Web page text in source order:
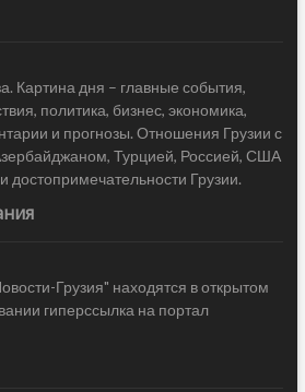
Картина дня – главные события,
политика, бизнес, экономика,
и прогнозы. Отношения Грузии с
Турцией, Россией, США
достопримечательности Грузии.
Грузия" находятся в открытом
гиперссылка на портал